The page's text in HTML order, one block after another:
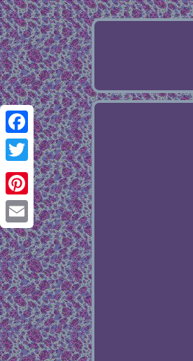
Facebook
Twitter
Pinterest
Email